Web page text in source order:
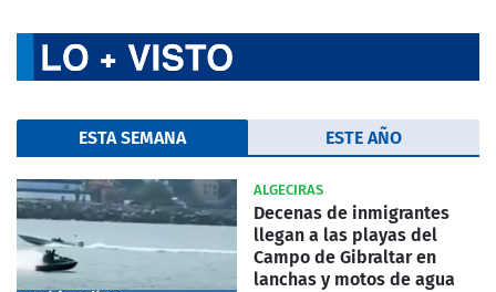
ESTA SEMANA ESTE AÑO
ALGECIRAS
Decenas de inmigrantes
llegan a las playas del
Campo de Gibraltar en
lanchas y motos de agua